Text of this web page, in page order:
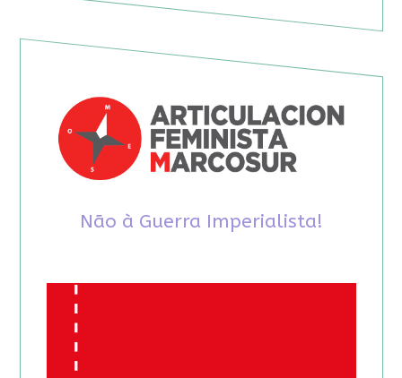
Não à Guerra Imperialista!